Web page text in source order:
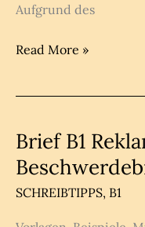
Aufgrund des
Reklamation
B1
Beschwerde
Read More »
Brief B1
SCHREIBTIPPS, B1